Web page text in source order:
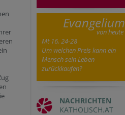
Evangelium
von heute
Mt 16, 24-28
Um welchen Preis kann ein
Mensch sein Leben
zurückkaufen?
NACHRICHTEN
KATHOLISCH.AT